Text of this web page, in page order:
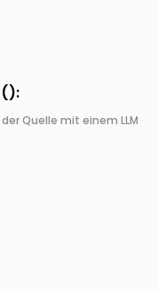
():
Quelle mit einem LLM